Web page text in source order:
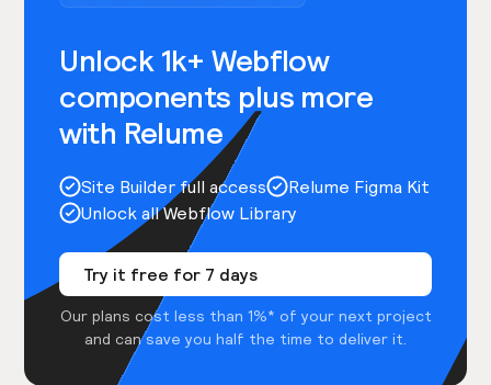
Unlock 1k+ Webflow
components plus more
with Relume
Site Builder full access
Relume Figma Kit
Unlock all Webflow Library
Try it free for 7 days
Our plans cost less than 1%* of your next project
and can save you half the time to deliver it.